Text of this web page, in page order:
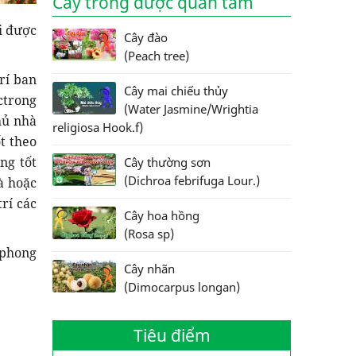
được
ban
nhà
theo
tốt
hoặc
các
Cây đào
(Peach tree)
Cây mai chiếu thủy
(Water Jasmine/Wrightia
religiosa Hook.f)
Cây thường sơn
(Dichroa febrifuga Lour.)
Cây hoa hồng
(Rosa sp)
Cây nhãn
(Dimocarpus longan)
Tiêu điểm